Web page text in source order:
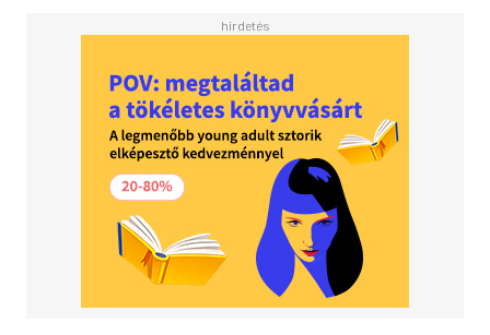
jókedv, a kezdeményezőkészség, no meg az áfonyalikőr.